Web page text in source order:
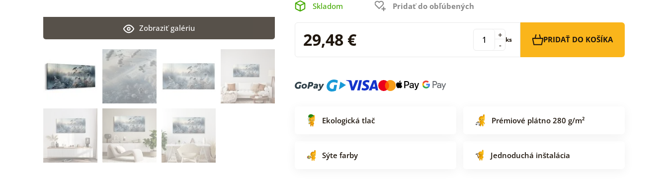
Zobraziť galériu
Skladom
Pridať do obľúbených
29,48 € -
+ ks PRIDAŤ DO KOŠÍKA
Ekologická tlač Prémiové plátno 280 g/m²
Sýte farby Jednoduchá inštalácia